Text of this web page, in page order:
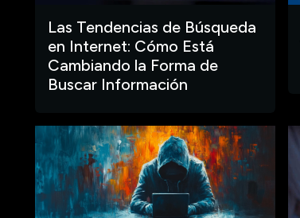
Las Tendencias de Búsqueda
en Internet: Cómo Está
Cambiando la Forma de
Buscar Información